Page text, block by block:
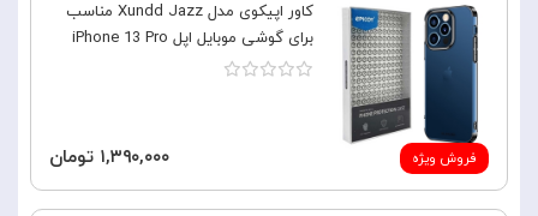
فروش ویژه
کاور اپیکوی مدل Xundd Jazz مناسب
برای گوشی موبایل اپل iPhone 13 Pro
۱,۳۹۰,۰۰۰ تومان